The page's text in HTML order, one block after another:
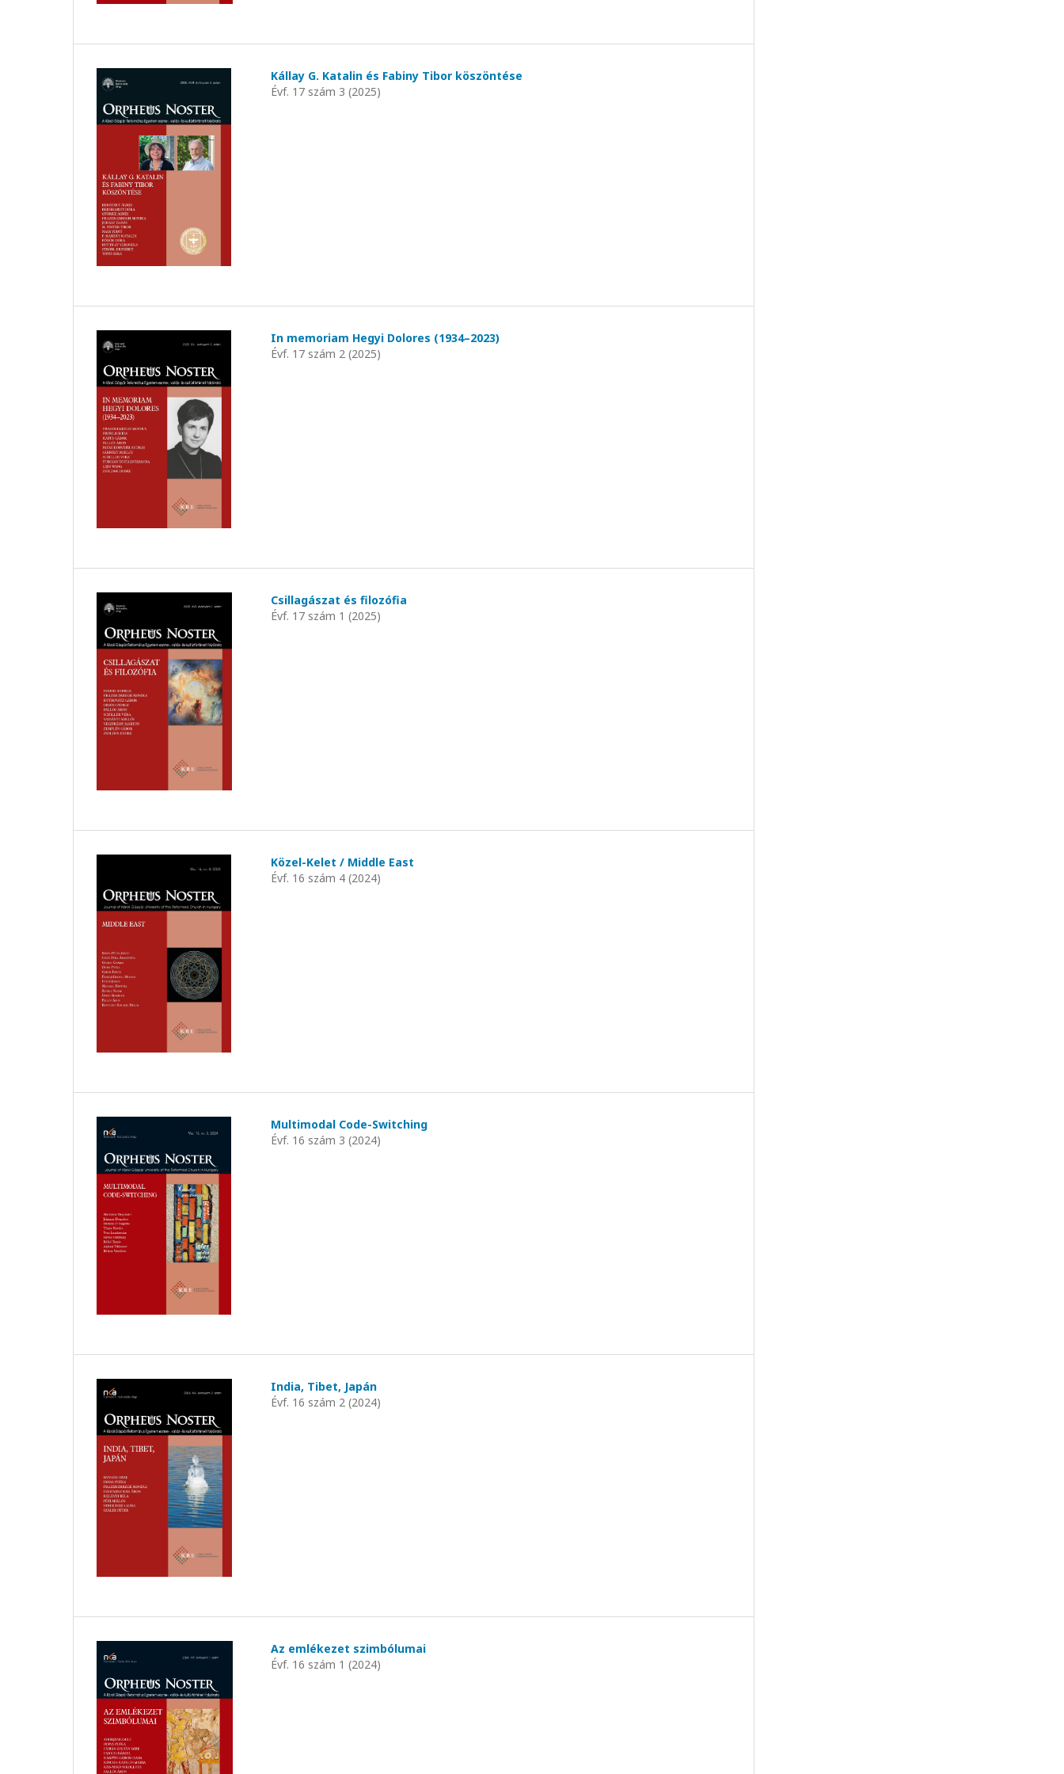
Kállay G. Katalin és Fabiny Tibor köszöntése
Évf. 17 szám 3 (2025)
In memoriam Hegyi Dolores (1934–2023)
Évf. 17 szám 2 (2025)
Csillagászat és filozófia
Évf. 17 szám 1 (2025)
Közel-Kelet / Middle East
Évf. 16 szám 4 (2024)
Multimodal Code-Switching
Évf. 16 szám 3 (2024)
India, Tibet, Japán
Évf. 16 szám 2 (2024)
Az emlékezet szimbólumai
Évf. 16 szám 1 (2024)